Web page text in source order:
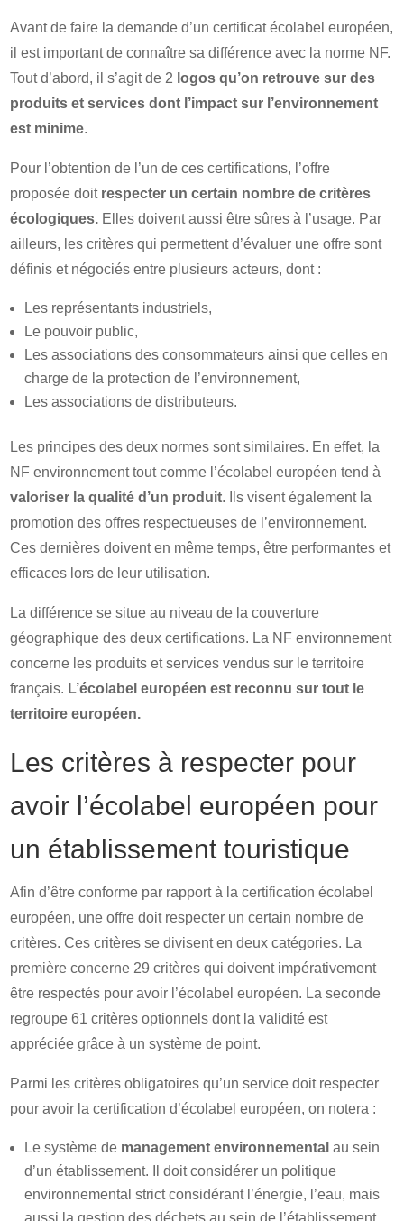
Avant de faire la demande d’un certificat écolabel européen,
il est important de connaître sa différence avec la norme NF.
Tout d’abord, il s’agit de 2 logos qu’on retrouve sur des
produits et services dont l’impact sur l’environnement
est minime.
Pour l’obtention de l’un de ces certifications, l’offre
proposée doit respecter un certain nombre de critères
écologiques. Elles doivent aussi être sûres à l’usage. Par
ailleurs, les critères qui permettent d’évaluer une offre sont
définis et négociés entre plusieurs acteurs, dont :
Les représentants industriels,
Le pouvoir public,
Les associations des consommateurs ainsi que celles en
charge de la protection de l’environnement,
Les associations de distributeurs.
Les principes des deux normes sont similaires. En effet, la
NF environnement tout comme l’écolabel européen tend à
valoriser la qualité d’un produit. Ils visent également la
promotion des offres respectueuses de l’environnement.
Ces dernières doivent en même temps, être performantes et
efficaces lors de leur utilisation.
La différence se situe au niveau de la couverture
géographique des deux certifications. La NF environnement
concerne les produits et services vendus sur le territoire
français. L’écolabel européen est reconnu sur tout le
territoire européen.
Les critères à respecter pour
avoir l’écolabel européen pour
un établissement touristique
Afin d’être conforme par rapport à la certification écolabel
européen, une offre doit respecter un certain nombre de
critères. Ces critères se divisent en deux catégories. La
première concerne 29 critères qui doivent impérativement
être respectés pour avoir l’écolabel européen. La seconde
regroupe 61 critères optionnels dont la validité est
appréciée grâce à un système de point.
Parmi les critères obligatoires qu’un service doit respecter
pour avoir la certification d’écolabel européen, on notera :
Le système de management environnemental au sein
d’un établissement. Il doit considérer un politique
environnemental strict considérant l’énergie, l’eau, mais
aussi la gestion des déchets au sein de l’établissement.